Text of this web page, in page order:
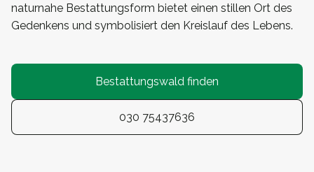
naturnahe Bestattungsform bietet einen stillen Ort des
Gedenkens und symbolisiert den Kreislauf des Lebens.
Bestattungswald finden
030 75437636